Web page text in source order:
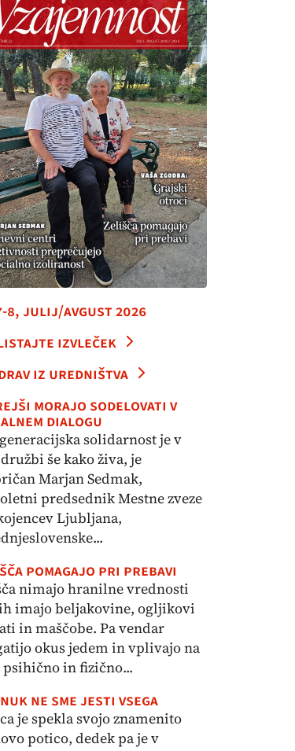
8, julij/avgust 2026
izvleček
iz uredništva
morajo sodelovati v
dialogu
solidarnost je v
še kako živa, je
Marjan Sedmak,
predsednik Mestne zveze
Ljubljana,
pomagajo pri prebavi
nimajo hranilne vrednosti
imajo beljakovine, ogljikovi
in maščobe. Pa vendar
okus jedem in vplivajo na
psihično in fizično...
ne sme jesti vsega
je spekla svojo znamenito
potico, dedek pa je v